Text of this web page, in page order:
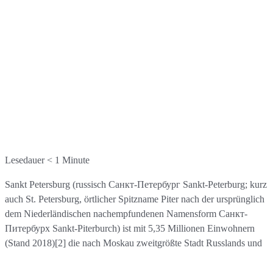
Lesedauer < 1 Minute
Sankt Petersburg (russisch Санкт-Петербург Sankt-Peterburg; kurz
auch St. Petersburg, örtlicher Spitzname Piter nach der ursprünglich
dem Niederländischen nachempfundenen Namensform Санкт-
Питербурх Sankt-Piterburch) ist mit 5,35 Millionen Einwohnern
(Stand 2018)[2] die nach Moskau zweitgrößte Stadt Russlands und